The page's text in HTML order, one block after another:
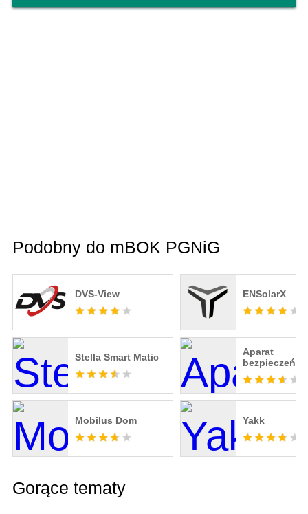
Podobny do mBOK PGNiG
DVS-View ENSolarX
Stella Smart Matic
Aparat
domu
Mobilus Dom Yakk
Gorące tematy